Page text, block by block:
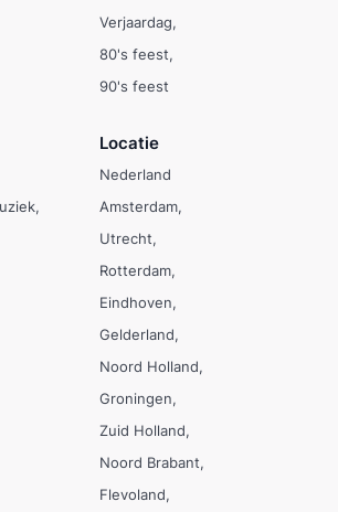
Verjaardag
80's feest
90's feest
Locatie
Nederland
Amsterdam
Utrecht
Rotterdam
Eindhoven
Gelderland
Noord Holland
Groningen
Zuid Holland
Noord Brabant
Flevoland